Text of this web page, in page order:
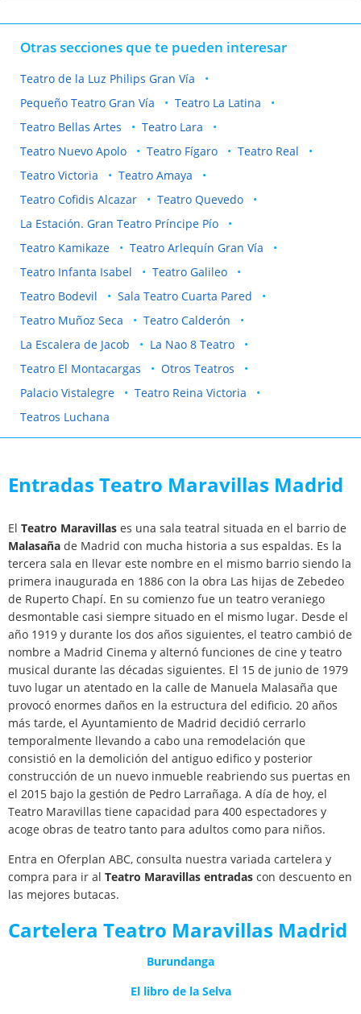
Otras secciones que te pueden interesar
Teatro de la Luz Philips Gran Vía
Pequeño Teatro Gran Vía
Teatro La Latina
Teatro Bellas Artes
Teatro Lara
Teatro Nuevo Apolo
Teatro Fígaro
Teatro Real
Teatro Victoria
Teatro Amaya
Teatro Cofidis Alcazar
Teatro Quevedo
La Estación. Gran Teatro Príncipe Pío
Teatro Kamikaze
Teatro Arlequín Gran Vía
Teatro Infanta Isabel
Teatro Galileo
Teatro Bodevil
Sala Teatro Cuarta Pared
Teatro Muñoz Seca
Teatro Calderón
La Escalera de Jacob
La Nao 8 Teatro
Teatro El Montacargas
Otros Teatros
Palacio Vistalegre
Teatro Reina Victoria
Teatros Luchana
Entradas Teatro Maravillas Madrid
El Teatro Maravillas es una sala teatral situada en el barrio de
Malasaña de Madrid con mucha historia a sus espaldas. Es la
tercera sala en llevar este nombre en el mismo barrio siendo la
primera inaugurada en 1886 con la obra Las hijas de Zebedeo
de Ruperto Chapí. En su comienzo fue un teatro veraniego
desmontable casi siempre situado en el mismo lugar. Desde el
año 1919 y durante los dos años siguientes, el teatro cambió de
nombre a Madrid Cinema y alternó funciones de cine y teatro
musical durante las décadas siguientes. El 15 de junio de 1979
tuvo lugar un atentado en la calle de Manuela Malasaña que
provocó enormes daños en la estructura del edificio. 20 años
más tarde, el Ayuntamiento de Madrid decidió cerrarlo
temporalmente llevando a cabo una remodelación que
consistió en la demolición del antiguo edifico y posterior
construcción de un nuevo inmueble reabriendo sus puertas en
el 2015 bajo la gestión de Pedro Larrañaga. A día de hoy, el
Teatro Maravillas tiene capacidad para 400 espectadores y
acoge obras de teatro tanto para adultos como para niños.
Entra en Oferplan ABC, consulta nuestra variada cartelera y
compra para ir al Teatro Maravillas entradas con descuento en
las mejores butacas.
Cartelera Teatro Maravillas Madrid
Burundanga
El libro de la Selva